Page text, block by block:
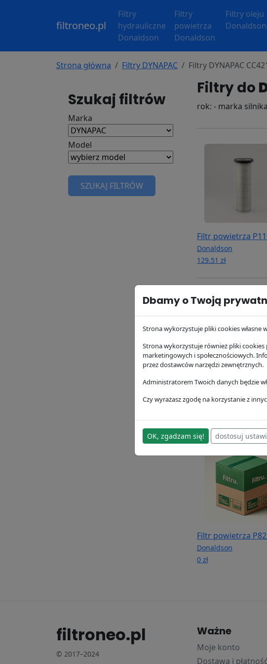
filtroneo.pl
Filtry
hydrauliczne
Donaldson
Filtry
powietrza
Donaldson
Filtry oleju
Donaldson
Strona główna Filtry DYNAPAC Filtry DYNAPAC
Szukaj filtrów
Marka
Model
SZUKAJ FILTRÓW
Filtry do
rok: - marka
Filtr powietrza
Donaldson
129.51 zł
Filtr oleju P558615
Donaldson
Filtr powietrza
Donaldson
0 zł
filtroneo.pl
© 2017–2024
Ważne
Moje konto
Dostawa i płatność
Dbamy o Twoją
Strona wykorzystuje pliki cookies własne
Strona wykorzystuje również pliki
marketingowych i społecznościowych.
przez dostawców narzędzi zewnętrznych.
Administratorem Twoich danych będzie
Czy wyrażasz zgodę na korzystanie z
OK, zgadzam się! dostosuj